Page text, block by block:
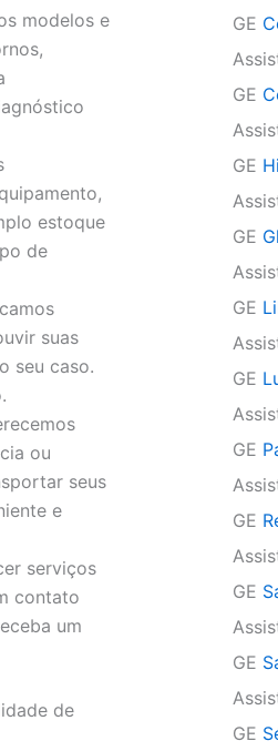
modelos e
estoque
de
suas
seu caso.
ou
seus
e
serviços
contato
um
de
GE
GE
GE
GE
GE
GE
GE
GE
GE
GE
GE